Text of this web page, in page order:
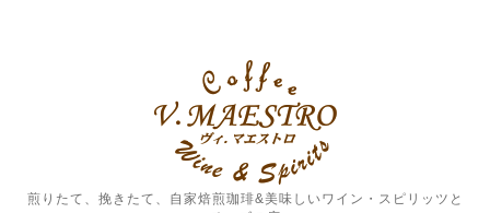
煎りたて、挽きたて、自家焙煎珈琲&美味しいワイン・スピリッツと